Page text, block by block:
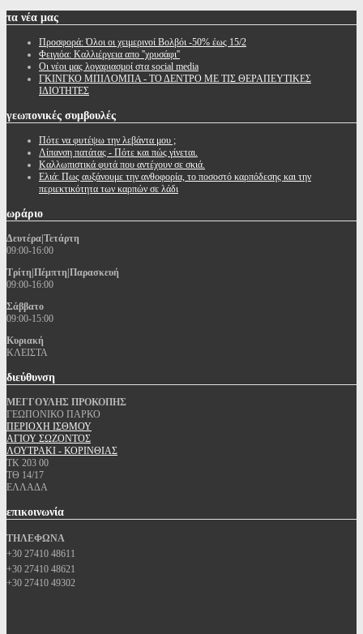
τα νέα μας
Προσφορά: Όλοι οι χειμερινοί Βολβόι -50% έως 15/2
Φειγιόα: Καλλιέργεια απο ''χρυσάφι''
Oι νέοι μας λογαριασμοί στα social media
ΓΚΙΝΓΚΟ ΜΠΙΛΟΜΠΑ - ΤΟ ΔΕΝΤΡΟ ΜΕ ΤΙΣ ΘΕΡΑΠΕΥΤΙΚΕΣ
ΙΔΙΟΤΗΤΕΣ
γεωπονικές συμβουλές
Πότε να φυτέψω την λεβάντα μου ;
Λίπανση πατάτας - Πότε και πώς γίνεται.
Καλλωπιστικά φυτά που αντέχουν σε σκιά.
Ελιά: Πως αυξάνουμε την ανθοφορία, το ποσοστό καρπόδεσης και την
περιεκτικότητα των καρπών σε λάδι
ωράριο
Δευτέρα|Τετάρτη
09:00-16:00
Τρίτη|Πέμπτη|Παρασκευή
09:00-16:00
Σάββατο
09:00-15:00
Κυριακή
ΚΛΕΙΣΤΑ
διεύθυνση
ΜΕΓΓΟΥΛΗΣ ΠΡΟΚΟΠΗΣ
ΓΕΩΠΟΝΙΚΟ ΠΑΡΚΟ
ΠΕΡΙΟΧΗ ΙΣΘΜΟΥ
ΑΓΙΟΥ ΣΩΖΟΝΤΟΣ
ΛΟΥΤΡΑΚΙ - ΚΟΡΙΝΘΙΑΣ
ΤΚ 203 00
ΤΘ 14/17
ΕΛΛΑΔΑ
επικοινωνία
ΤΗΛΕΦΩΝΑ
+30 27410 48611
+30 27410 48621
+30 27410 49302